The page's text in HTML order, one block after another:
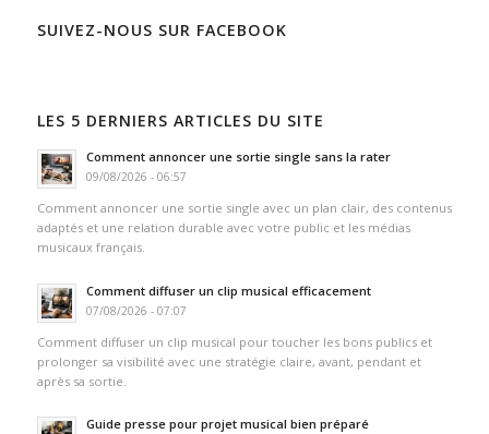
SUIVEZ-NOUS SUR FACEBOOK
LES 5 DERNIERS ARTICLES DU SITE
Comment annoncer une sortie single sans la rater
09/08/2026 - 06:57
Comment annoncer une sortie single avec un plan clair, des contenus
adaptés et une relation durable avec votre public et les médias
musicaux français.
Comment diffuser un clip musical efficacement
07/08/2026 - 07:07
Comment diffuser un clip musical pour toucher les bons publics et
prolonger sa visibilité avec une stratégie claire, avant, pendant et
après sa sortie.
Guide presse pour projet musical bien préparé